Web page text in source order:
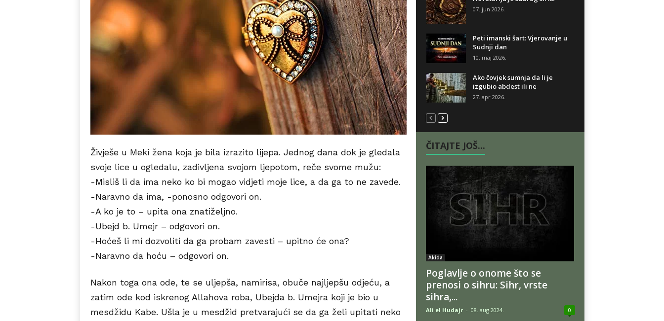
Živješe u Meki žena koja je bila izrazito lijepa. Jednog dana dok je gledala
svoje lice u ogledalu, zadivljena svojom ljepotom, reče svome mužu:
-Misliš li da ima neko ko bi mogao vidjeti moje lice, a da ga to ne zavede.
-Naravno da ima, -ponosno odgovori on.
-A ko je to – upita ona znatiželjno.
-Ubejd b. Umejr – odgovori on.
-Hoćeš li mi dozvoliti da ga probam zavesti – upitno će ona?
-Naravno da hoću – odgovori on.
Nakon toga ona ode, te se uljepša, namirisa, obuče najljepšu odjeću, a
zatim ode kod iskrenog Allahova roba, Ubejda b. Umejra koji je bio u
mesdžidu Kabe. Ušla je u mesdžid pretvarajući se da ga želi upitati neko
07. jun 2026.
Peti imanski šart: Vjerovanje u
Sudnji dan
10. maj 2026.
Ako čovjek sumnja da li je
izgubio abdest ili ne
27. apr 2026.
ČITAJTE JOŠ...
Akida
Poglavlje o onome što se
prenosi o sihru: Sihr, vrste
sihra,...
Ali el Hudajr - 08. aug 2024. 0